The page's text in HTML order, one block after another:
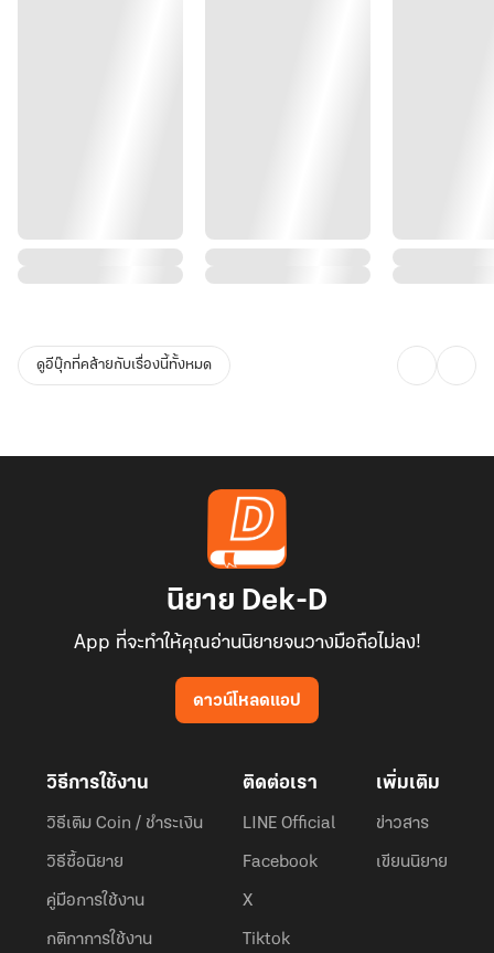
ดูอีบุ๊กที่คล้ายกับเรื่องนี้ทั้งหมด
นิยาย Dek-D
App ที่จะทำให้คุณอ่านนิยายจนวางมือถือไม่ลง!
ดาวน์โหลดแอป
วิธีการใช้งาน
วิธีเติม Coin / ชำระเงิน
วิธีซื้อนิยาย
คู่มือการใช้งาน
กติกาการใช้งาน
ติดต่อเรา
LINE Official
Facebook
X
Tiktok
เพิ่มเติม
ข่าวสาร
เขียนนิยาย